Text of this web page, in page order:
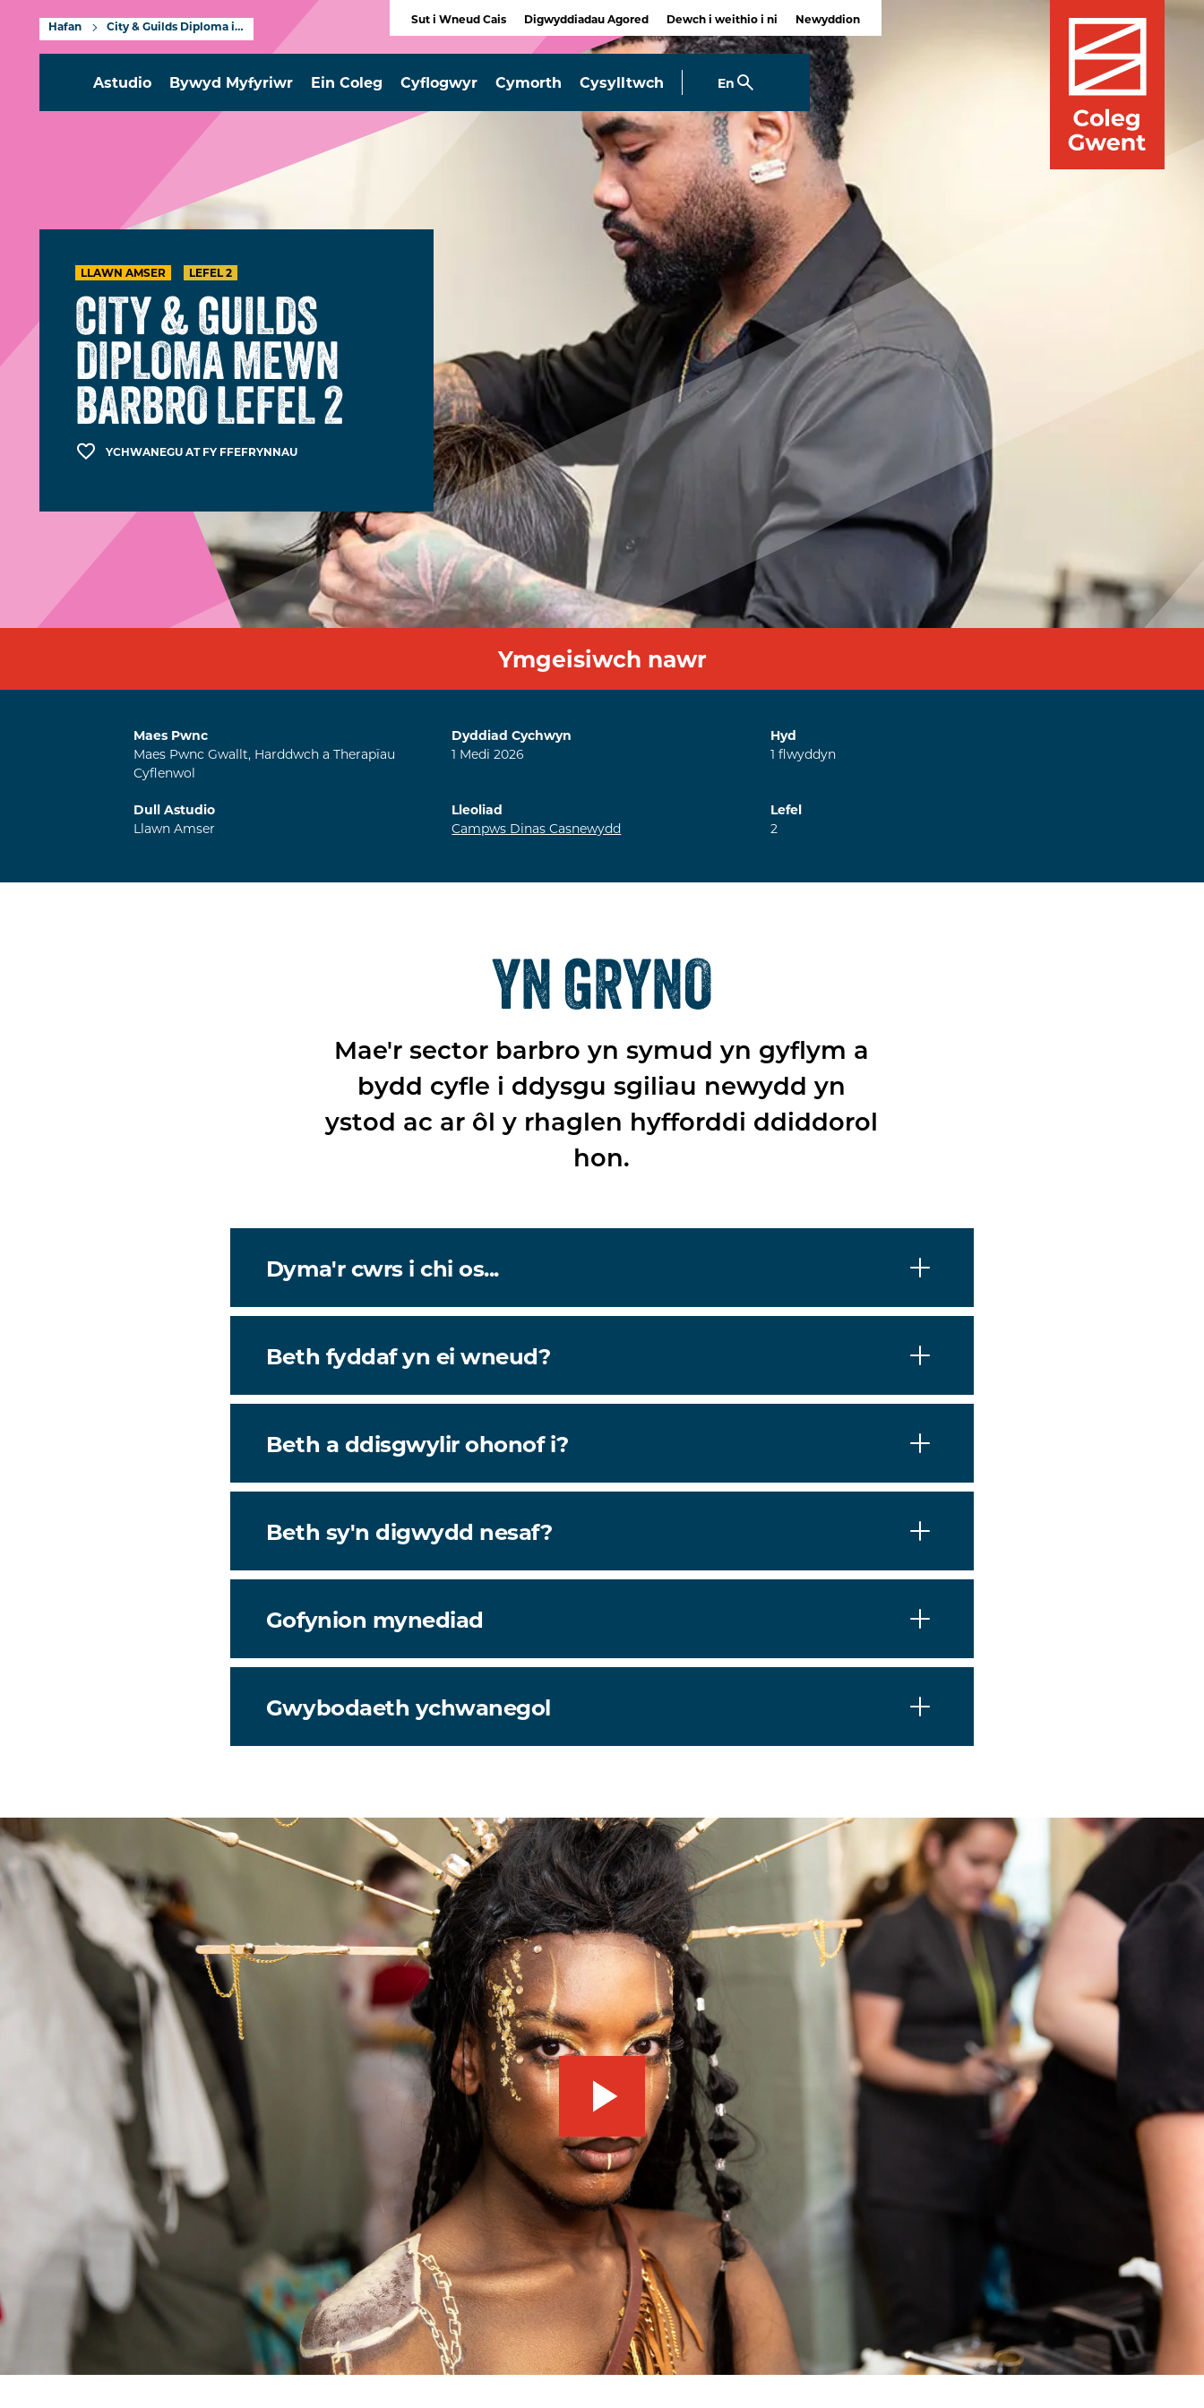
Hafan City & Guilds Diploma in Barbering Level 2 Sut i Wneud Cais Digwyddiadau Agored Dewch i weithio i ni Newyddion
Astudio Bywyd Myfyriwr Ein Coleg Cyflogwyr Cymorth Cysylltwch En
LLAWN AMSER LEFEL 2
CITY & GUILDS
DIPLOMA MEWN
BARBRO LEFEL 2
YCHWANEGU AT FY FFEFRYNNAU
Ymgeisiwch nawr
Maes Pwnc
Maes Pwnc Gwallt, Harddwch a Therapïau
Cyflenwol
Dyddiad Cychwyn
1 Medi 2026
Hyd
1 flwyddyn
Dull Astudio
Llawn Amser
Lleoliad
Campws Dinas Casnewydd
Lefel
2
YN GRYNO
Mae'r sector barbro yn symud yn gyflym a
bydd cyfle i ddysgu sgiliau newydd yn
ystod ac ar ôl y rhaglen hyfforddi ddiddorol
hon.
Dyma'r cwrs i chi os...
Beth fyddaf yn ei wneud?
Beth a ddisgwylir ohonof i?
Beth sy'n digwydd nesaf?
Gofynion mynediad
Gwybodaeth ychwanegol